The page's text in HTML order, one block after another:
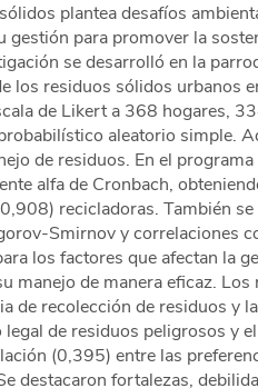
plantea desafíos
gestión para promover la
se desarrolló en la
los residuos sólidos urbanos
de Likert a 368 hogares,
aleatorio simple.
de residuos. En el
alfa de Cronbach,
recicladoras. También
Smirnov y correlaciones
los factores que afectan la
manejo de manera eficaz.
de recolección de residuos y
de residuos peligrosos y
(0,395) entre las
destacaron fortalezas,